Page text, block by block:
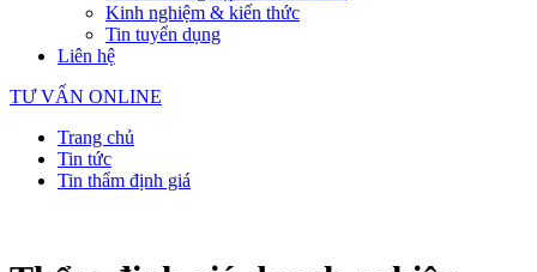
Kinh nghiệm & kiến thức
Tin tuyển dụng
Liên hệ
TƯ VẤN ONLINE
Trang chủ
Tin tức
Tin thẩm định giá